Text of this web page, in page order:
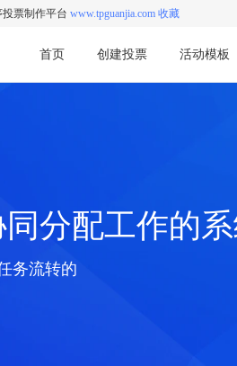
票制作平台 www.tpguanjia.com 收藏
首页 创建投票 活动模板
分配工作的
务流转的